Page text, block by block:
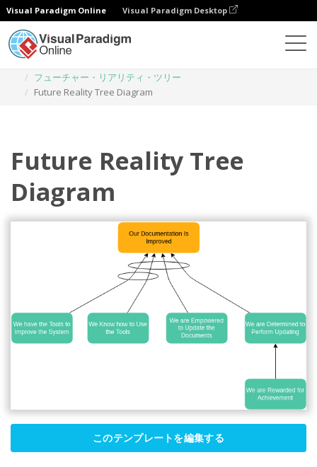
Visual Paradigm Online Visual Paradigm Desktop
フューチャー・リアリティ・ツリー
Future Reality Tree Diagram
Future Reality Tree
Diagram
このテンプレートを編集する